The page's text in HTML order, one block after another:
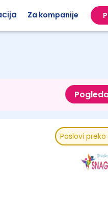
Za kompanije
Poslovi